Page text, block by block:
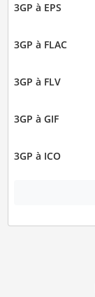
3GP à EPS
3GP à FLAC
3GP à FLV
3GP à GIF
3GP à ICO